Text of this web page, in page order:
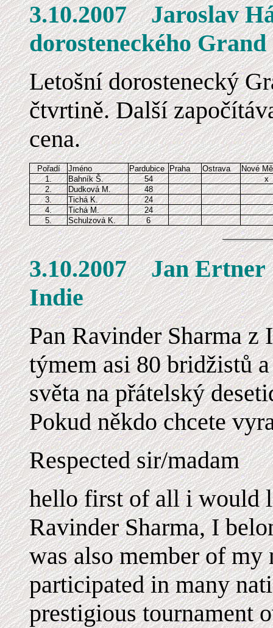
3.10.2007
dorosteneckého Grand
Letošní dorostenecký
čtvrtině. Další
cena.
Pořadí Jméno Pardubice Praha Ostrava
Nové
1.
Bahník Š. 54
x
2.
Dudková M.
48
3.
Tichá K.
24
4.
Tichá M.
24
5.
Schulzová K. 6
3.10.2007 Jan
Indie
Pan Ravinder Sharma
týmem asi 80 bridžistů
světa na přátelský
Pokud někdo chcete
Respected sir/madam
hello first of all i would
Ravinder Sharma, I
was also member of my
participated in many
prestigious tournament